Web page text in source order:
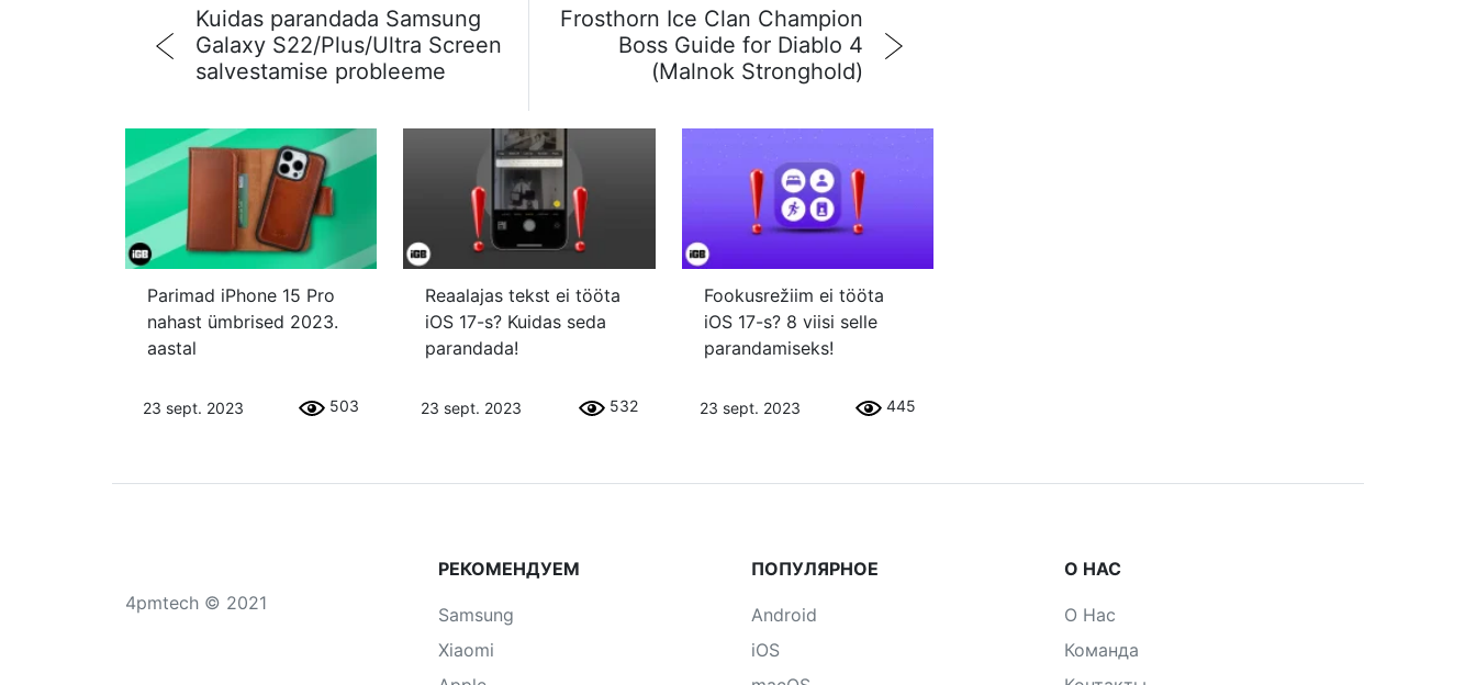
Kuidas parandada Samsung
Galaxy S22/Plus/Ultra Screen
salvestamise probleeme
Frosthorn Ice Clan Champion
Boss Guide for Diablo 4
(Malnok Stronghold)
Parimad iPhone 15 Pro
nahast ümbrised 2023.
aastal
23 sept. 2023 503
Reaalajas tekst ei tööta
iOS 17-s? Kuidas seda
parandada!
23 sept. 2023 532
Fookusrežiim ei tööta
iOS 17-s? 8 viisi selle
parandamiseks!
23 sept. 2023 445
4pmtech © 2021
РЕКОМЕНДУЕМ
Samsung
Xiaomi
ПОПУЛЯРНОЕ
Android
iOS
О НАС
О Нас
Команда